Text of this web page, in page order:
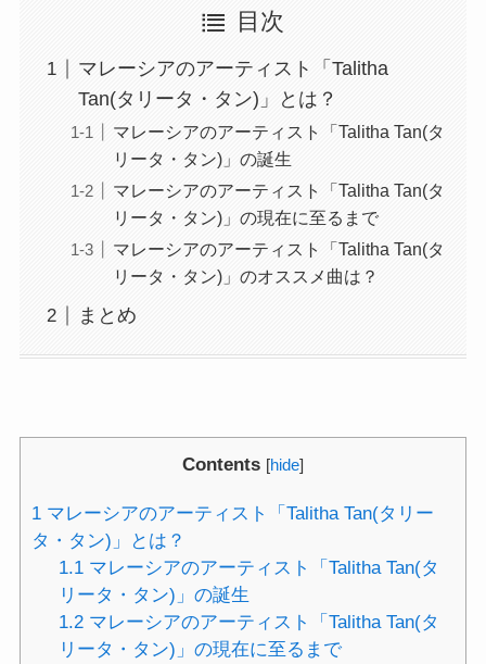
目次
マレーシアのアーティスト「Talitha
Tan(タリータ・タン)」とは？
マレーシアのアーティスト「Talitha Tan(タ
リータ・タン)」の誕生
マレーシアのアーティスト「Talitha Tan(タ
リータ・タン)」の現在に至るまで
マレーシアのアーティスト「Talitha Tan(タ
リータ・タン)」のオススメ曲は？
まとめ
Contents [hide]
1マレーシアのアーティスト「Talitha Tan(タリー
タ・タン)」とは？
1.1 マレーシアのアーティスト「Talitha Tan(タ
リータ・タン)」の誕生
1.2 マレーシアのアーティスト「Talitha Tan(タ
リータ・タン)」の現在に至るまで